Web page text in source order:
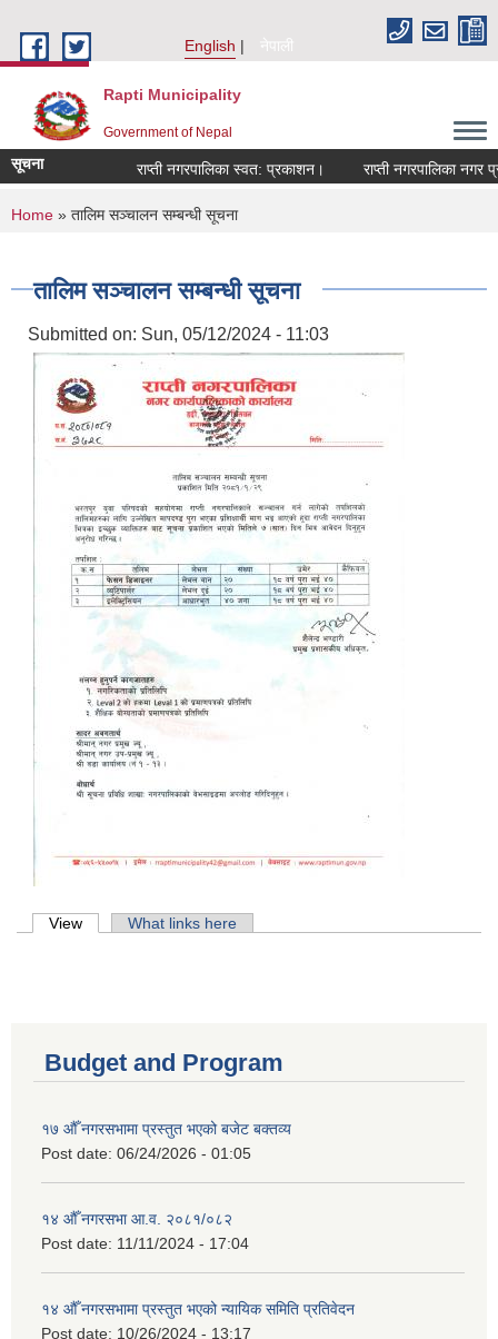
English
नेपाली
Rapti Municipality
Government of Nepal
सूचना राप्ती नगरपालिका स्वत: प्रकाशन। राप्ती नगरपालिका नगर
You are here
Home » तालिम सञ्चालन सम्बन्धी सूचना
तालिम सञ्चालन सम्बन्धी सूचना
Submitted on: Sun, 05/12/2024 - 11:03
Primary tabs
View (active tab)What links here
Budget and Program
१७ औँ नगरसभामा प्रस्तुत भएको बजेट बक्तव्य
Post date: 06/24/2026 - 01:05
१४ औँ नगरसभा आ.व. २०८१/०८२
Post date: 11/11/2024 - 17:04
१४ औँ नगरसभामा प्रस्तुत भएको न्यायिक समिति प्रतिवेदन
Post date: 10/26/2024 - 13:17